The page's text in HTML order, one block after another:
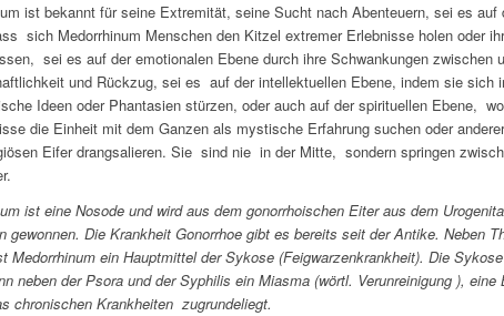
ist bekannt für seine Extremität, seine Sucht nach Abenteuern, sei es auf
sich Medorrhinum Menschen den Kitzel extremer Erlebnisse holen oder
sei es auf der emotionalen Ebene durch ihre Schwankungen zwischen
und Rückzug, sei es auf der intellektuellen Ebene, indem sie sich
Ideen oder Phantasien stürzen, oder auch auf der spirituellen Ebene,
die Einheit mit dem Ganzen als mystische Erfahrung suchen oder
Eifer drangsalieren. Sie sind nie in der Mitte, sondern springen
ist eine Nosode und wird aus dem gonorrhoischen Eiter aus dem
gewonnen. Die Krankheit Gonorrhoe gibt es bereits seit der Antike. Neben
Medorrhinum ein Hauptmittel der Sykose (Feigwarzenkrankheit). Die
neben der Psora und der Syphilis ein Miasma (wörtl. Verunreinigung ),
chronischen Krankheiten zugrundeliegt.